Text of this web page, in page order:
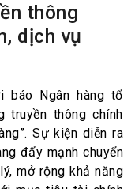
thông
dịch vụ
báo Ngân hàng tổ
truyền thông chính
Sự kiện diễn ra
đẩy mạnh chuyển
mở rộng khả năng